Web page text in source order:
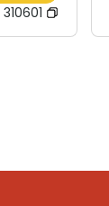
310601